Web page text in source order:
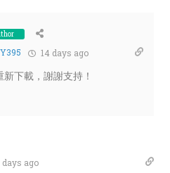
14 days ago
下載，謝謝支持！
days ago